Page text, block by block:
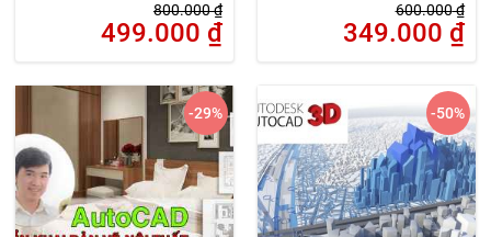
800.000₫
499.000 ₫
600.000₫
349.000 ₫
-29% -50%